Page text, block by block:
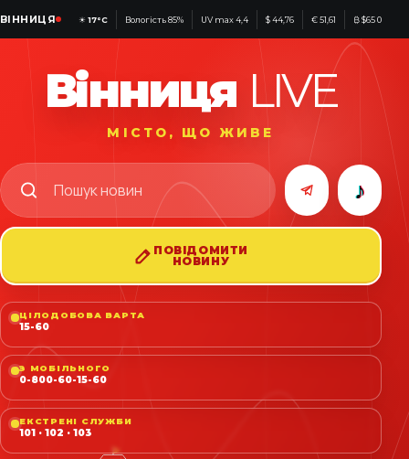
ВІННИЦЯ ☀17°C Вологість 85% UV max 4,4 $ 44,76 € 51,61 ₿ $65 092
Вінниця LIVE
МІСТО, ЩО ЖИВЕ
♪
ПОВІДОМИТИ
НОВИНУ
ЦІЛОДОБОВА ВАРТА
15-60
З МОБІЛЬНОГО
0-800-60-15-60
ЕКСТРЕНІ СЛУЖБИ
101 · 102 · 103